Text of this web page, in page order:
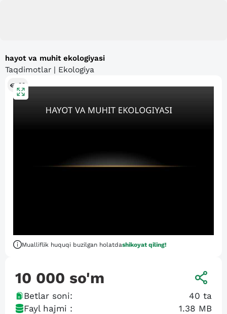
hayot va muhit ekologiyasi
Taqdimotlar | Ekologiya
83
Mualliflik huquqi buzilgan holatdashikoyat qiling!
10 000 so'm
Betlar soni: 40 ta
Fayl hajmi :
1.38 MB